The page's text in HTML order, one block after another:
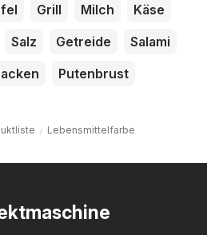
Grill Milch
Käse
Salz Getreide
Salami
Putenbrust
Lebensmittelfarbe